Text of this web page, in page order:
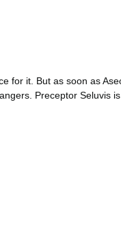
for it. But as soon as
Preceptor Seluvis